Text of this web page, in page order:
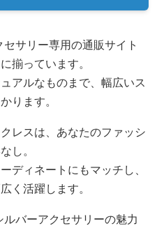
サリー専用の通販サイト
揃っています。
アルなものまで、幅広いス
ります。
レスは、あなたのファッシ
し。
ディネートにもマッチし、
く活躍します。
バーアクセサリーの魅力